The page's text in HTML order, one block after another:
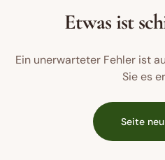
Etwas ist
Ein unerwarteter Fehler ist
Sie es
Seite